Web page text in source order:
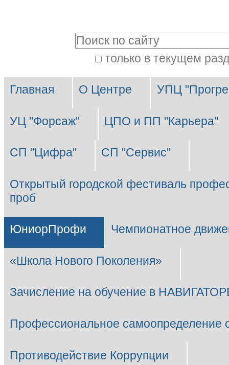
содержимому.
Перейти
навигации
только в текущем
поиск
Разделы
Главная О Центре УПЦ
УЦ "Форсаж" ЦПО и ПП "Карьера"
СП "Цифра" СП "Сервис"
Открытый городской фестиваль
проб
ЮниорПрофи Чемпионатное
«Школа Нового Поколения»
Зачисление на обучение в
Профессиональное самоопределение
Противодействие Коррупции